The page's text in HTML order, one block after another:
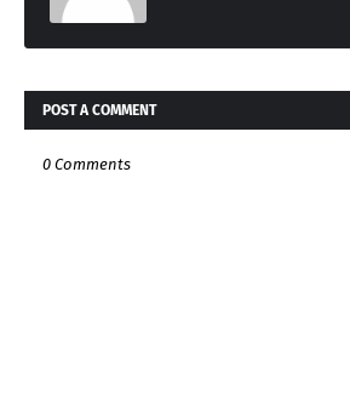
POST A COMMENT
0 Comments